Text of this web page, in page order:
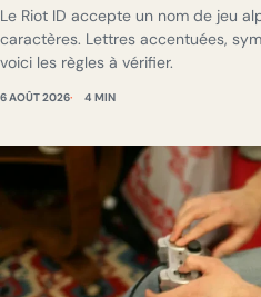
Le Riot ID accepte un nom de jeu
caractères. Lettres accentuées,
voici les règles à vérifier.
6 AOÛT 2026 4 MIN